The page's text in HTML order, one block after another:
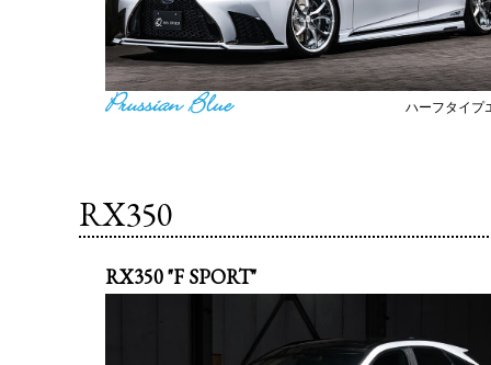
ハーフタイプ
RX350
RX350 "F SPORT"